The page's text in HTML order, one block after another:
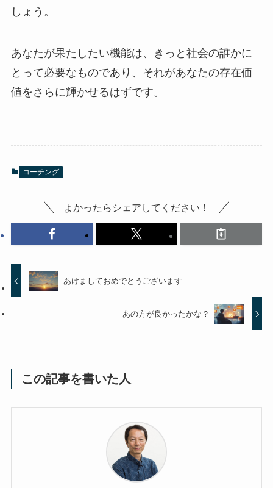
しょう。
あなたが果たしたい機能は、きっと社会の誰かに
とって必要なものであり、それがあなたの存在価
値をさらに輝かせるはずです。
コーチング
よかったらシェアしてください！
あけましておめでとうございます
あの方が良かったかな？
この記事を書いた人